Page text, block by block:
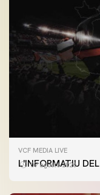
VCF MEDIA LIVE
L'INFORMATIU
07 agosto 2026